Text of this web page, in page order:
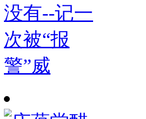
没有--记一
次被“报
警”威